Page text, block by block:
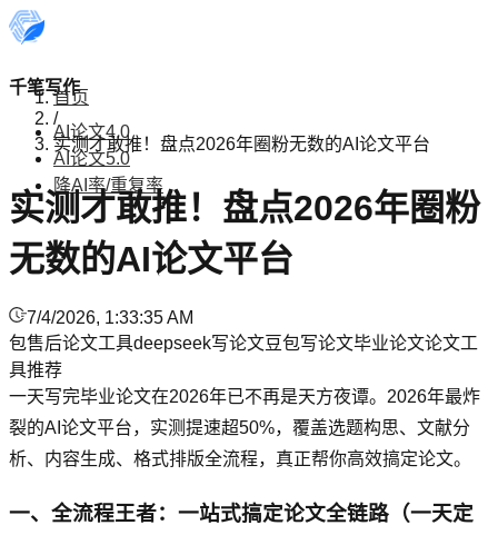
千笔写作
AI论文4.0
AI论文5.0
降AI率/重复率
首页
/
实测才敢推！盘点2026年圈粉无数的AI论文平台
实测才敢推！盘点2026年圈粉
无数的AI论文平台
7/4/2026, 1:33:35 AM
包售后论文工具deepseek写论文豆包写论文毕业论文论文工
具推荐
一天写完毕业论文在2026年已不再是天方夜谭。2026年最炸
裂的AI论文平台，实测提速超50%，覆盖选题构思、文献分
析、内容生成、格式排版全流程，真正帮你高效搞定论文。
一、全流程王者：一站式搞定论文全链路（一天定